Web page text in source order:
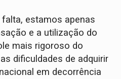
estamos apenas
e a utilização do
mais rigoroso do
dificuldades de adquirir
em decorrência